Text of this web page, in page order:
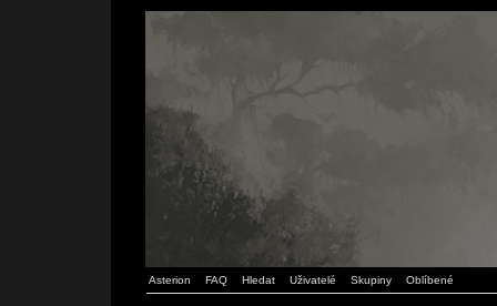
Asterion FAQ Hledat Uživatelé Skupiny Oblíbené